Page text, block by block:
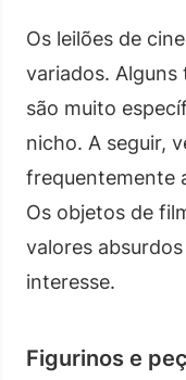
Os leilões de
variados. Alguns
são muito
nicho. A seguir,
frequentemente
Os objetos de
valores
interesse.
Figurinos e